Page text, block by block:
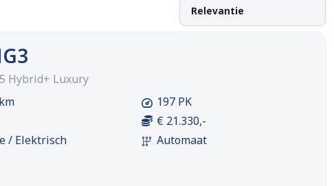
Hybrid+ Luxury
/ Elektrisch
197 PK
€ 21.330,-
Automaat